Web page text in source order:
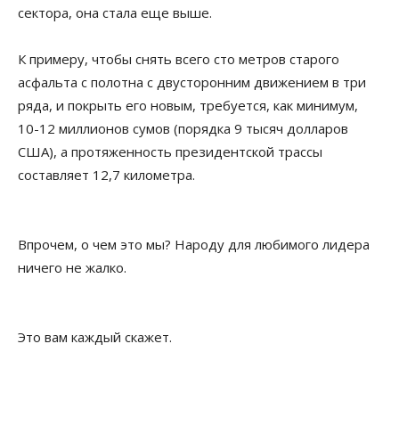
сектора, она стала еще выше.
К примеру, чтобы снять всего сто метров старого
асфальта с полотна с двусторонним движением в три
ряда, и покрыть его новым, требуется, как минимум,
10-12 миллионов сумов (порядка 9 тысяч долларов
США), а протяженность президентской трассы
составляет 12,7 километра.
Впрочем, о чем это мы? Народу для любимого лидера
ничего не жалко.
Это вам каждый скажет.